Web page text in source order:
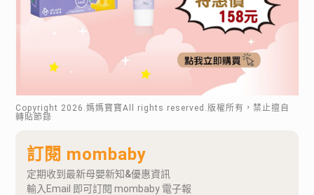
Copyright 2026 .媽媽寶寶All rights reserved.版權所有，禁止擅自
轉貼節錄
訂閱 mombaby
定期收到最新母嬰新知&優惠資訊
輸入Email 即可訂閱 mombaby 電子報